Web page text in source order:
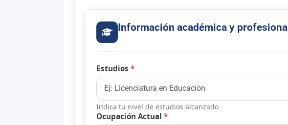
Información académica y profesional
Estudios*
Indica tu nivel de estudios alcanzado
Ocupación Actual*